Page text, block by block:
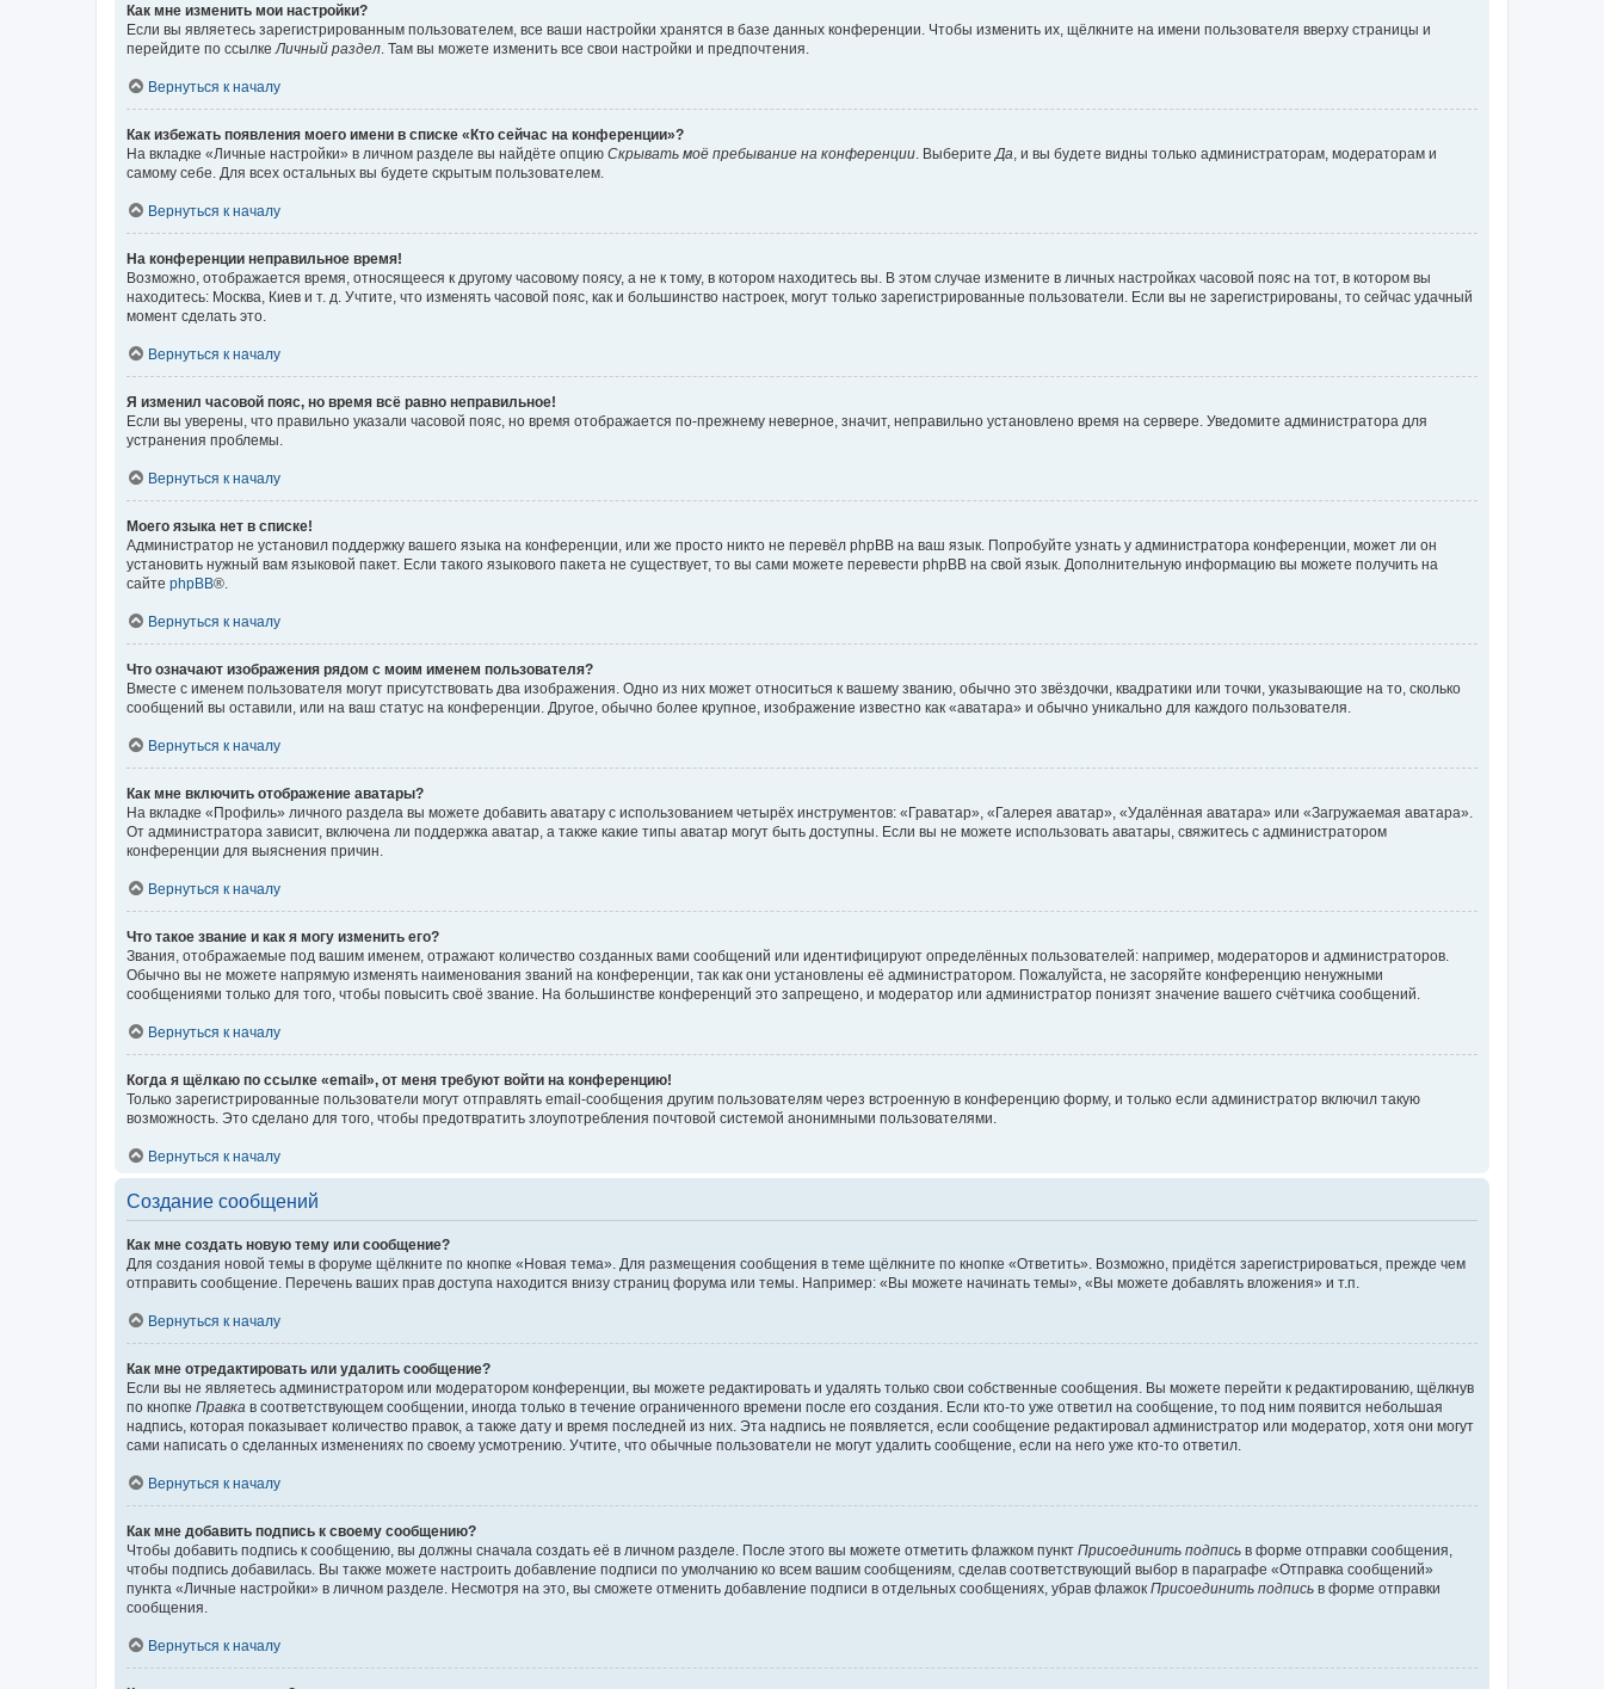
Как мне изменить мои настройки?
Если вы являетесь зарегистрированным пользователем, все ваши настройки хранятся в базе данных конференции. Чтобы изменить их, щёлкните на имени пользователя вверху страницы и
перейдите по ссылке Личный раздел . Там вы можете изменить все свои настройки и предпочтения.
Вернуться к началу
Как избежать появления моего имени в списке «Кто сейчас на конференции»?
На вкладке «Личные настройки» в личном разделе вы найдёте опцию Скрывать моё пребывание на конференции . Выберите Да , и вы будете видны только администраторам, модераторам и
самому себе. Для всех остальных вы будете скрытым пользователем.
Вернуться к началу
На конференции неправильное время!
Возможно, отображается время, относящееся к другому часовому поясу, а не к тому, в котором находитесь вы. В этом случае измените в личных настройках часовой пояс на тот, в котором вы
находитесь: Москва, Киев и т. д. Учтите, что изменять часовой пояс, как и большинство настроек, могут только зарегистрированные пользователи. Если вы не зарегистрированы, то сейчас удачный
момент сделать это.
Вернуться к началу
Я изменил часовой пояс, но время всё равно неправильное!
Если вы уверены, что правильно указали часовой пояс, но время отображается по-прежнему неверное, значит, неправильно установлено время на сервере. Уведомите администратора для
устранения проблемы.
Вернуться к началу
Моего языка нет в списке!
Администратор не установил поддержку вашего языка на конференции, или же просто никто не перевёл phpBB на ваш язык. Попробуйте узнать у администратора конференции, может ли он
установить нужный вам языковой пакет. Если такого языкового пакета не существует, то вы сами можете перевести phpBB на свой язык. Дополнительную информацию вы можете получить на
сайте phpBB®.
Вернуться к началу
Что означают изображения рядом с моим именем пользователя?
Вместе с именем пользователя могут присутствовать два изображения. Одно из них может относиться к вашему званию, обычно это звёздочки, квадратики или точки, указывающие на то, сколько
сообщений вы оставили, или на ваш статус на конференции. Другое, обычно более крупное, изображение известно как «аватара» и обычно уникально для каждого пользователя.
Вернуться к началу
Как мне включить отображение аватары?
На вкладке «Профиль» личного раздела вы можете добавить аватару с использованием четырёх инструментов: «Граватар», «Галерея аватар», «Удалённая аватара» или «Загружаемая аватара».
От администратора зависит, включена ли поддержка аватар, а также какие типы аватар могут быть доступны. Если вы не можете использовать аватары, свяжитесь с администратором
конференции для выяснения причин.
Вернуться к началу
Что такое звание и как я могу изменить его?
Звания, отображаемые под вашим именем, отражают количество созданных вами сообщений или идентифицируют определённых пользователей: например, модераторов и администраторов.
Обычно вы не можете напрямую изменять наименования званий на конференции, так как они установлены её администратором. Пожалуйста, не засоряйте конференцию ненужными
сообщениями только для того, чтобы повысить своё звание. На большинстве конференций это запрещено, и модератор или администратор понизят значение вашего счётчика сообщений.
Вернуться к началу
Когда я щёлкаю по ссылке «email», от меня требуют войти на конференцию!
Только зарегистрированные пользователи могут отправлять email-сообщения другим пользователям через встроенную в конференцию форму, и только если администратор включил такую
возможность. Это сделано для того, чтобы предотвратить злоупотребления почтовой системой анонимными пользователями.
Вернуться к началу
Создание сообщений
Как мне создать новую тему или сообщение?
Для создания новой темы в форуме щёлкните по кнопке «Новая тема». Для размещения сообщения в теме щёлкните по кнопке «Ответить». Возможно, придётся зарегистрироваться, прежде чем
отправить сообщение. Перечень ваших прав доступа находится внизу страниц форума или темы. Например: «Вы можете начинать темы», «Вы можете добавлять вложения» и т.п.
Вернуться к началу
Как мне отредактировать или удалить сообщение?
Если вы не являетесь администратором или модератором конференции, вы можете редактировать и удалять только свои собственные сообщения. Вы можете перейти к редактированию, щёлкнув
по кнопке Правка в соответствующем сообщении, иногда только в течение ограниченного времени после его создания. Если кто-то уже ответил на сообщение, то под ним появится небольшая
надпись, которая показывает количество правок, а также дату и время последней из них. Эта надпись не появляется, если сообщение редактировал администратор или модератор, хотя они могут
сами написать о сделанных изменениях по своему усмотрению. Учтите, что обычные пользователи не могут удалить сообщение, если на него уже кто-то ответил.
Вернуться к началу
Как мне добавить подпись к своему сообщению?
Чтобы добавить подпись к сообщению, вы должны сначала создать её в личном разделе. После этого вы можете отметить флажком пункт Присоединить подпись в форме отправки сообщения,
чтобы подпись добавилась. Вы также можете настроить добавление подписи по умолчанию ко всем вашим сообщениям, сделав соответствующий выбор в параграфе «Отправка сообщений»
пункта «Личные настройки» в личном разделе. Несмотря на это, вы сможете отменить добавление подписи в отдельных сообщениях, убрав флажок Присоединить подпись в форме отправки
сообщения.
Вернуться к началу